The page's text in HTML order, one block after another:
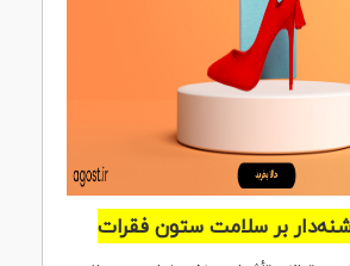
بر سلامت ستون فقرات